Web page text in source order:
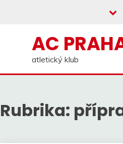
AC
atletický klub
Rubrika: